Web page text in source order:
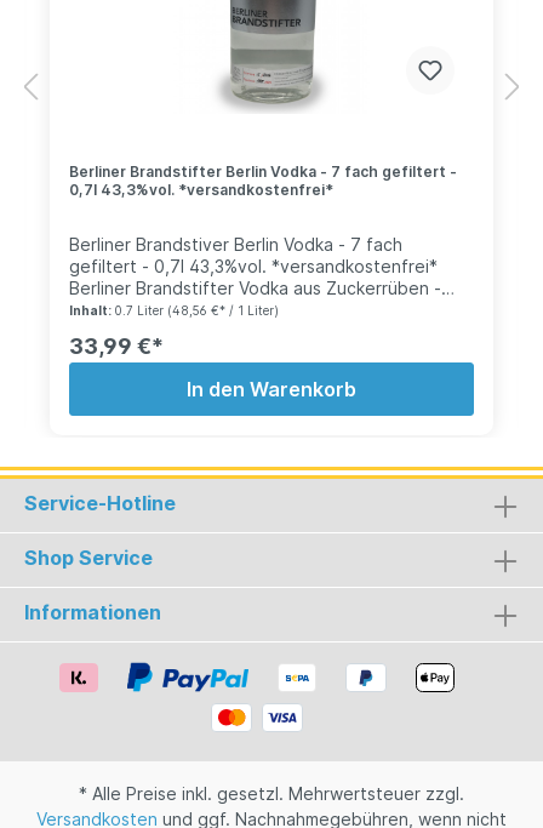
Berliner Brandstifter Berlin Vodka - 7 fach gefiltert -
0,7l 43,3%vol. *versandkostenfrei*
Berliner Brandstiver Berlin Vodka - 7 fach
gefiltert - 0,7l 43,3%vol. *versandkostenfrei*
Berliner Brandstifter Vodka aus Zuckerrüben -
verfeinert mit Berlins Blüten / Botanicals. Testen
Brandstifter" - neben Kornbrand und Gin bietet
Flasche handgelabelt mit Flaschennummer und
Edition. Seien Sie der erste der diese Flaschen
Inhalt: 0.7 Liter (48,56 €* / 1 Liter)
33,99 €*
In den Warenkorb
Service-Hotline
Shop Service
Informationen
* Alle Preise inkl. gesetzl. Mehrwertsteuer zzgl.
Versandkosten und ggf. Nachnahmegebühren, wenn nicht